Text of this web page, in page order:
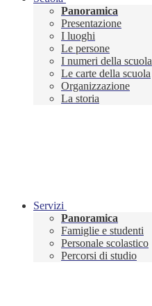
Panoramica
Presentazione
I luoghi
Le persone
I numeri della scuola
Le carte della scuola
Organizzazione
La storia
Servizi
Panoramica
Famiglie e studenti
Personale scolastico
Percorsi di studio